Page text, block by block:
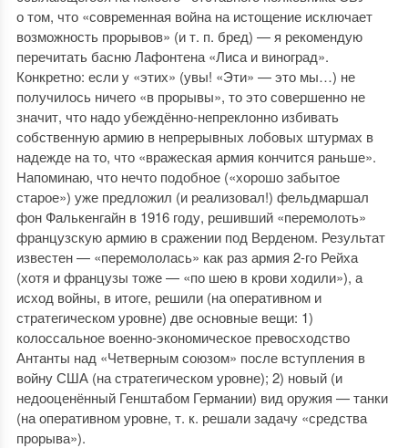
о том, что «современная война на истощение исключает
возможность прорывов» (и т. п. бред) — я рекомендую
перечитать басню Лафонтена «Лиса и виноград».
Конкретно: если у «этих» (увы! «Эти» — это мы…) не
получилось ничего «в прорывы», то это совершенно не
значит, что надо убеждённо-непреклонно избивать
собственную армию в непрерывных лобовых штурмах в
надежде на то, что «вражеская армия кончится раньше».
Напоминаю, что нечто подобное («хорошо забытое
старое») уже предложил (и реализовал!) фельдмаршал
фон Фалькенгайн в 1916 году, решивший «перемолоть»
французскую армию в сражении под Верденом. Результат
известен — «перемололась» как раз армия 2-го Рейха
(хотя и французы тоже — «по шею в крови ходили»), а
исход войны, в итоге, решили (на оперативном и
стратегическом уровне) две основные вещи: 1)
колоссальное военно-экономическое превосходство
Антанты над «Четверным союзом» после вступления в
войну США (на стратегическом уровне); 2) новый (и
недооценённый Генштабом Германии) вид оружия — танки
(на оперативном уровне, т. к. решали задачу «средства
прорыва»).